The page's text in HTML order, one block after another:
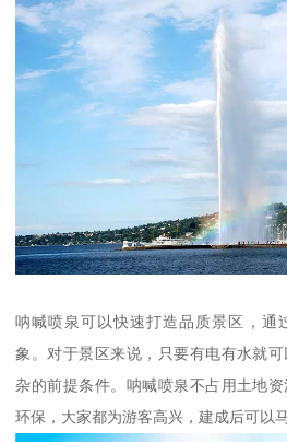
呐喊喷泉可以快速打造品质景区，通
象。对于景区来说，只要有电有水就
杂的前提条件。呐喊喷泉不占用土地
环保，大家都为游客高兴，建成后可以